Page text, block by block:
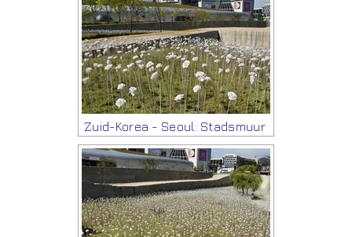
Zuid-Korea - Seoul: Stadsmuur